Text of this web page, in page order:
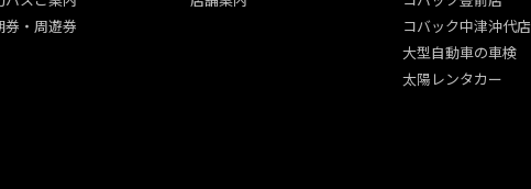
券・周遊券
コバック中津沖代店
大型自動車の車検
太陽レンタカー